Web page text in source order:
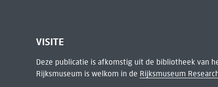
VISITE
Deze publicatie is afkomstig uit de bibliotheek van
Rijksmuseum is welkom in de Rijksmuseum